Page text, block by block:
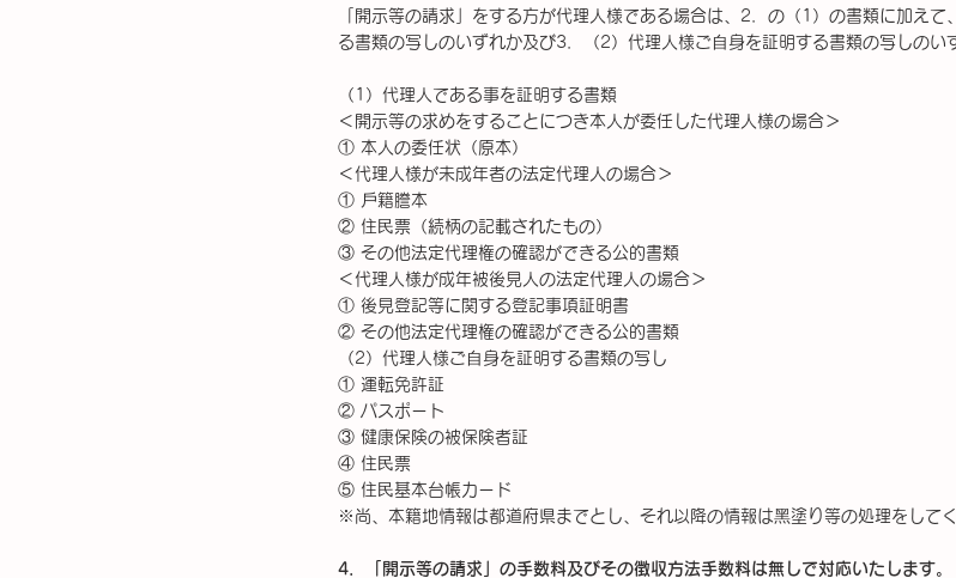
「開示等の請求」をする方が代理人様である場合は、2．の（1）の書類に加え
る書類の写しのいずれか及び3．（2）代理人様ご⾃身を証明する書類の写しのい
（1）代理人である事を証明する書類
＜開示等の求めをすることにつき本人が委任した代理人様の場合＞
① 本人の委任状（原本）
＜代理人様が未成年者の法定代理人の場合＞
① ⼾籍謄本
② 住⺠票（続柄の記載されたもの）
③ その他法定代理権の確認ができる公的書類
＜代理人様が成年被後見人の法定代理人の場合＞
① 後見登記等に関する登記事項証明書
② その他法定代理権の確認ができる公的書類
（2）代理人様ご⾃身を証明する書類の写し
① 運転免許証
② パスポート
③ 健康保険の被保険者証
④ 住⺠票
⑤ 住⺠基本台帳カード
※尚、本籍地情報は都道府県までとし、それ以降の情報は⿊塗り等の処理をして
4．「開示等の請求」の手数料及びその徴収方法手数料は無しで対応いたします。